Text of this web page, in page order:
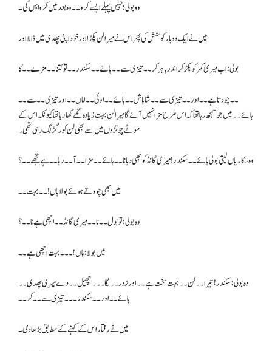
وہ بولی: نہیں پہلے ایسے کرو۔۔ وہ بعد میں کرواؤں گی۔
میں نے ایک دو بار کوشش کی پھر اس نے میرا لن پکڑا اور خود اپنی پھدی میں ڈالا اور
بولی: اب میری کمر کو پکڑ کر اندر باہر کر۔۔ تیزی سے۔۔ ہائے ۔۔ سکندر۔۔ تو کتنا۔۔ مزے۔۔ کا
۔۔ چودتا ہے۔۔ اور ۔۔ تیزی سے۔۔ شاباش۔۔ ہائے۔۔ اوئی۔۔ اماں۔۔ اور تیزی۔۔ سے۔۔
ہائے۔۔ میں جو سمجھ رہا تھا کہ اس طرح مزا نہیں آئے گا میرا لن بہت زیادہ گھے کھا رہا تھا کیونکہ اس کے
موٹے چوتڑوں میں سے بھی لن کو رگڑ لگ رہی تھی۔
وہ سکاریاں لیتی بولی ہائے ۔۔ سکندر ! میری گانڈ کو بھی دبانا۔۔ ہائے۔۔ مزا۔۔ آ۔۔ رہا۔۔ ہے تجھے۔۔؟
میں بھی چودتے ہوئے بولا ہاں !۔۔ بہت۔۔
وہ بولی : تو بول۔۔ نا۔۔ میری گانڈ ۔ ۔ اچھی ہے نا۔۔؟
میں بولا : ہاں !۔۔۔ بہت اچھی ہے۔۔
وہ بولی : سکندر ! تیرا ۔۔ لن۔۔ بہت سخت ہے۔۔ اور زور ۔۔ لگا۔۔۔ چھیل ۔۔ دے میری پھدی۔۔
ہائے ۔۔ اور ۔۔ سکندر۔۔۔ تیزی سے۔۔ کر۔۔
میں نے رفتار اس کے کہنے کے مطابق بڑھادی۔